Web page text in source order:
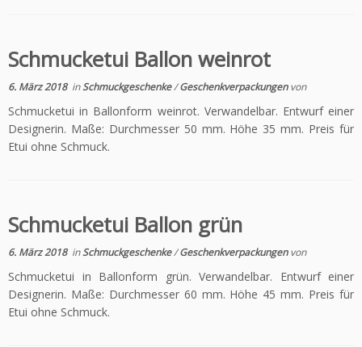
Schmucketui Ballon weinrot
6. März 2018inSchmuckgeschenke/Geschenkverpackungenvon
Schmucketui in Ballonform weinrot. Verwandelbar. Entwurf einer
Designerin. Maße: Durchmesser 50 mm. Höhe 35 mm. Preis für
Etui ohne Schmuck.
Schmucketui Ballon grün
6. März 2018inSchmuckgeschenke/Geschenkverpackungenvon
Schmucketui in Ballonform grün. Verwandelbar. Entwurf einer
Designerin. Maße: Durchmesser 60 mm. Höhe 45 mm. Preis für
Etui ohne Schmuck.